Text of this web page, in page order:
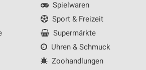
Spielwaren
Sport & Freizeit
Supermärkte
Uhren & Schmuck
Zoohandlungen